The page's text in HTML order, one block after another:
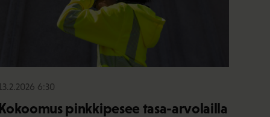
6:30
pinkkipesee tasa-arvolailla